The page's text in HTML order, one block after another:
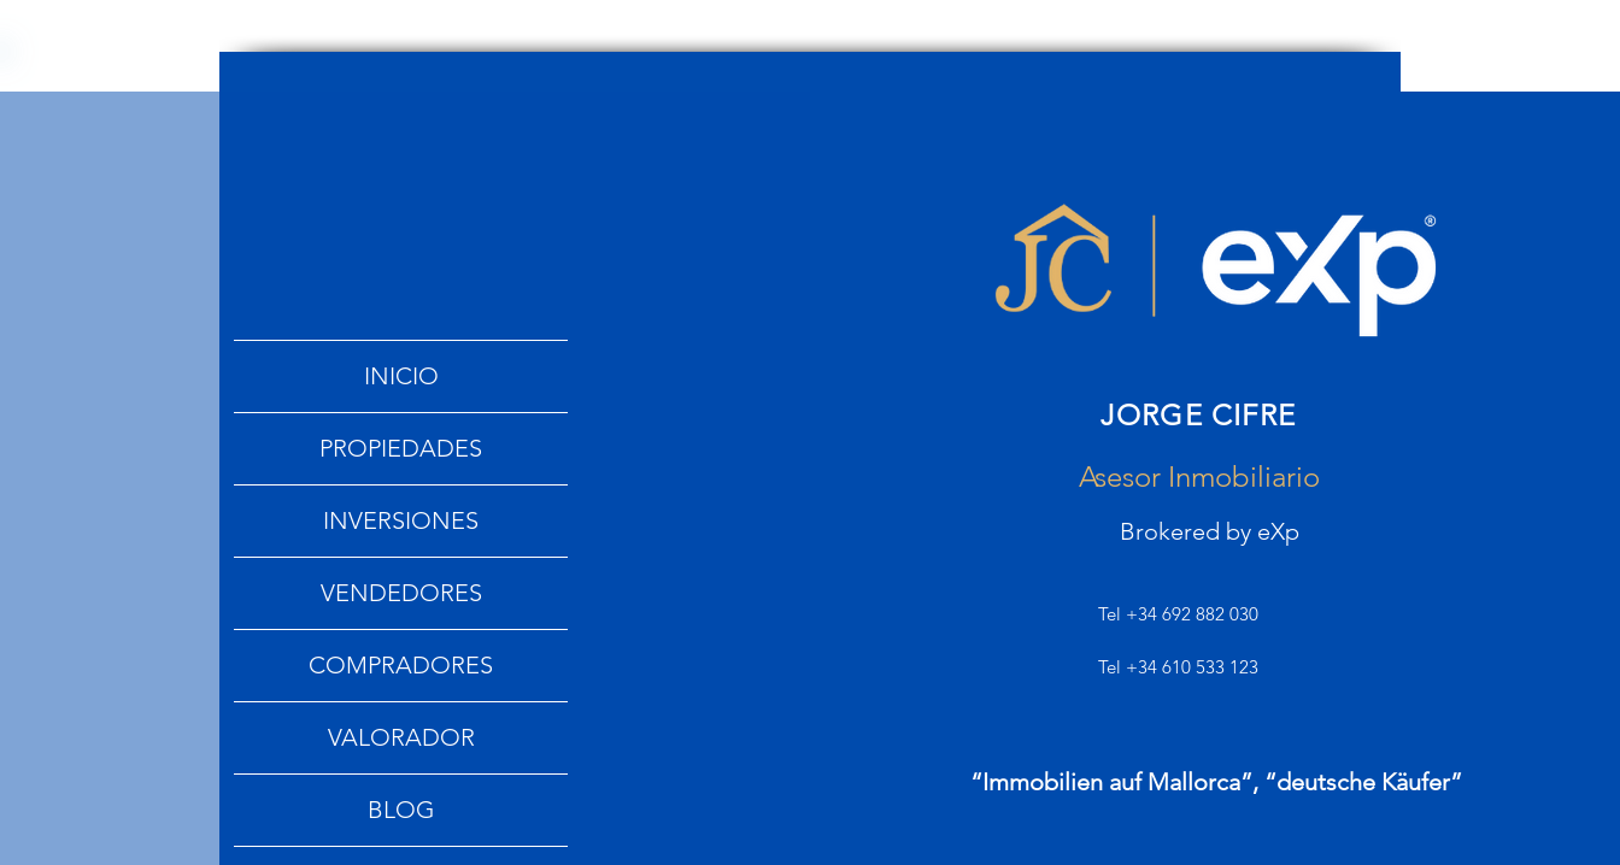
INICIO
PROPIEDADES
INVERSIONES
VENDEDORES
COMPRADORES
VALORADOR
BLOG
JORGE CIFRE
Asesor Inmobiliario
Brokered by eXp
Tel +34 692 882 030
Tel +34 610 533 123
“Immobilien auf Mallorca”, “deutsche Käufer”